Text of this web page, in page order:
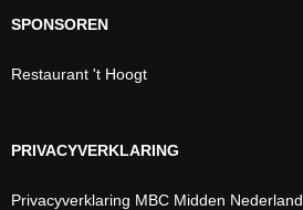
SPONSOREN
Restaurant 't Hoogt
PRIVACYVERKLARING
Privacyverklaring MBC Midden Nederland